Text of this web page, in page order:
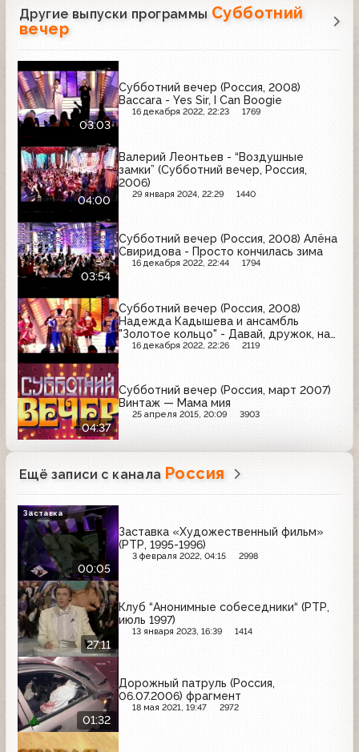
Другие выпуски программы Субботний
вечер
03:03
Субботний вечер (Россия, 2008)
Baccara - Yes Sir, I Can Boogie
16 декабря 2022, 22:23 1769
04:00
Валерий Леонтьев - “Воздушные
замки” (Субботний вечер, Россия,
2006)
29 января 2024, 22:29 1440
03:54
Субботний вечер (Россия, 2008) Алёна
Свиридова - Просто кончилась зима
16 декабря 2022, 22:44 1794
Субботний вечер (Россия, 2008)
Надежда Кадышева и ансамбль
"Золотое кольцо" - Давай, дружок, на
посошок
16 декабря 2022, 22:26 2119
04:37
Субботний вечер (Россия, март 2007)
Винтаж — Мама мия
25 апреля 2015, 20:09 3903
Ещё записи с канала Россия
00:05
Заставка «Художественный фильм»
(РТР, 1995-1996)
3 февраля 2022, 04:15 2998
Заставка
27:11
Клуб “Анонимные собеседники“ (РТР,
июль 1997)
13 января 2023, 16:39 1414
01:32
Дорожный патруль (Россия,
06.07.2006) фрагмент
18 мая 2021, 19:47 2972